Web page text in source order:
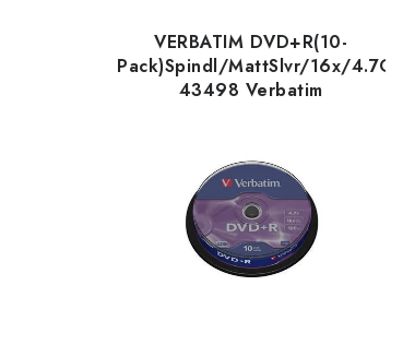
VERBATIM DVD+R(10-
Pack)Spindl/MattSlvr/16x/4.7GB
43498 Verbatim